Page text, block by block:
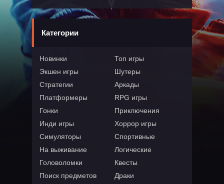
Категории
Новинки
Топ игры
Экшен игры
Шутеры
Стратегии
Аркады
Платформеры
RPG игры
Гонки
Приключения
Инди игры
Хоррор игры
Симуляторы
Спортивные
На выживание
Логические
Головоломки
Квесты
Поиск предметов
Драки